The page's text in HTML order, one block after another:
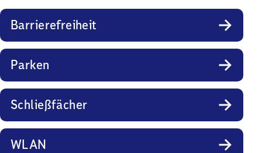
Barrierefreiheit
Parken
Schließfächer
WLAN